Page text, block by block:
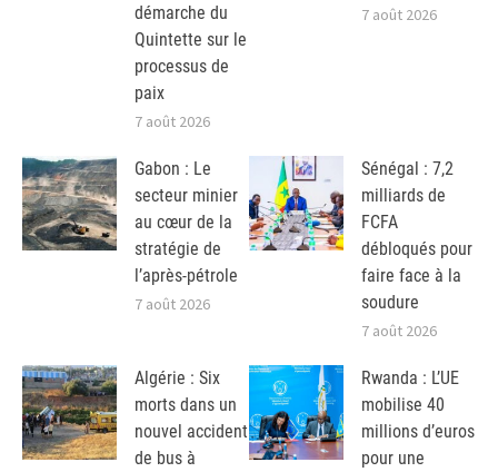
démarche du
Quintette sur le
processus de
paix
7 août 2026
7 août 2026
Gabon : Le
secteur minier
au cœur de la
stratégie de
l’après-pétrole
7 août 2026
Sénégal : 7,2
milliards de
FCFA
débloqués pour
faire face à la
soudure
7 août 2026
Algérie : Six
morts dans un
nouvel accident
de bus à
Rwanda : L’UE
mobilise 40
millions d’euros
pour une